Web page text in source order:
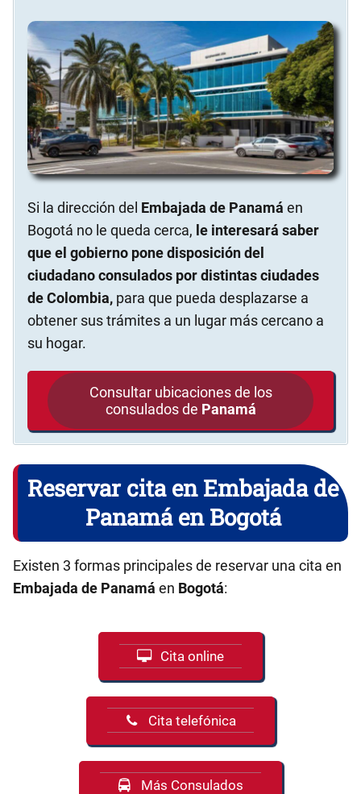
Si la dirección del Embajada de Panamá en
Bogotá no le queda cerca, le interesará saber
que el gobierno pone disposición del
ciudadano consulados por distintas ciudades
de Colombia, para que pueda desplazarse a
obtener sus trámites a un lugar más cercano a
su hogar.
Consultar ubicaciones de los
consulados de Panamá
Reservar cita en Embajada de
Panamá en Bogotá
Existen 3 formas principales de reservar una cita en
Embajada de Panamá en Bogotá:
Cita online
Cita telefónica
Más Consulados